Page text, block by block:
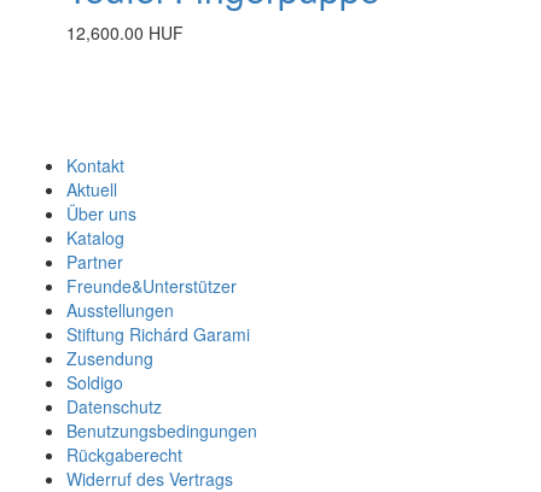
12,600.00 HUF
Kontakt
Aktuell
Über uns
Katalog
Partner
Freunde&Unterstützer
Ausstellungen
Stiftung Richárd Garami
Zusendung
Soldigo
Datenschutz
Benutzungsbedingungen
Rückgaberecht
Widerruf des Vertrags